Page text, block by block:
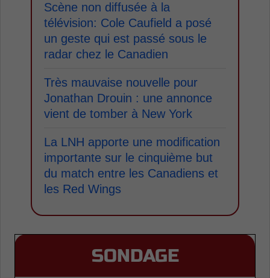
Scène non diffusée à la
télévision: Cole Caufield a posé
un geste qui est passé sous le
radar chez le Canadien
Très mauvaise nouvelle pour
Jonathan Drouin : une annonce
vient de tomber à New York
La LNH apporte une modification
importante sur le cinquième but
du match entre les Canadiens et
les Red Wings
SONDAGE